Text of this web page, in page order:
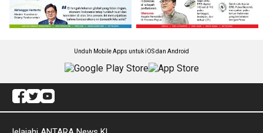
Unduh Mobile Apps untuk iOS dan Android